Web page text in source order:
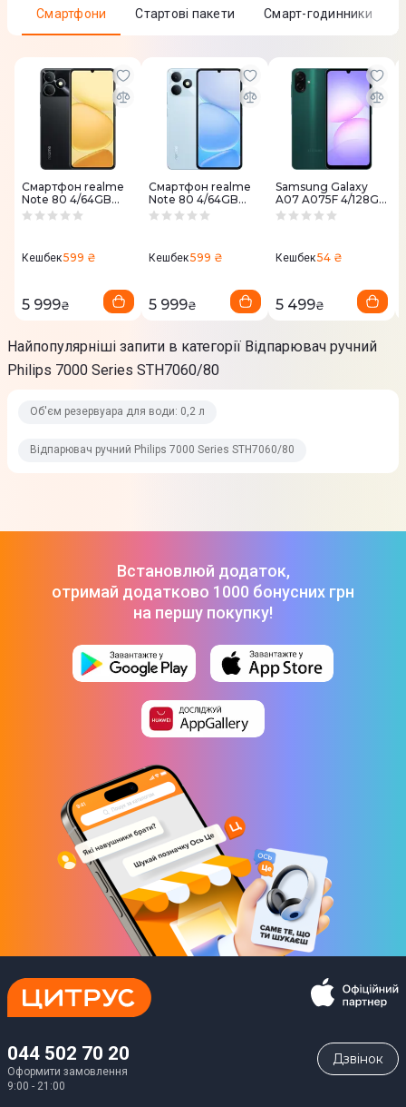
Завантажити( 714.68 KB)
Смартфони Стартові пакети Смарт-годинники
Смартфон realme
Note 80 4/64GB
(Storm Black)
Кешбек599 ₴
5 999₴
Смартфон realme
Note 80 4/64GB
(Glacier Blue)
Кешбек599 ₴
5 999₴
Samsung Galaxy
A07 A075F 4/128GB
Green (SM-
Кешбек54 ₴
5 499₴
Найпопулярніші запити в категорії Відпарювач ручний
Philips 7000 Series STH7060/80
Об'єм резервуара для води: 0,2 л
Відпарювач ручний Philips 7000 Series STH7060/80
Встановлюй додаток,
отримай додатково 1000 бонусних грн
на першу покупку!
044 502 70 20
Оформити замовлення
9:00 - 21:00
Дзвiнок